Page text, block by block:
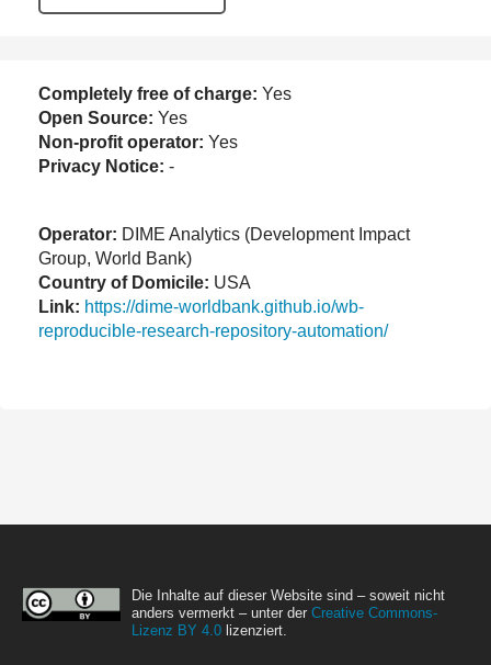
Completely free of charge: Yes
Open Source: Yes
Non-profit operator: Yes
Privacy Notice: -
Operator: DIME Analytics (Development Impact
Group, World Bank)
Country of Domicile: USA
Link: https://dime-worldbank.github.io/wb-
reproducible-research-repository-automation/
Die Inhalte auf dieser Website sind – soweit nicht
anders vermerkt – unter der Creative Commons-
Lizenz BY 4.0 lizenziert.